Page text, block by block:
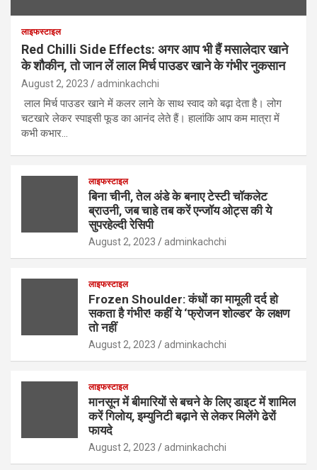
लाइफस्टाइल
Red Chilli Side Effects: अगर आप भी हैं मसालेदार खाने
के शौकीन, तो जान लें लाल मिर्च पाउडर खाने के गंभीर नुकसान
August 2, 2023 adminkachchi
लाल मिर्च पाउडर खाने में कलर लाने के साथ स्वाद को बढ़ा देता है। लोग
चटखारे लेकर स्पाइसी फूड का आनंद लेते हैं। हालांकि आप कम मात्रा में
कभी कभार…
लाइफस्टाइल
बिना चीनी, तेल अंडे के बनाए टेस्टी चॉकलेट
ब्राउनी, जब चाहे तब करें एन्जॉय ओट्स की ये
सुपरहेल्दी रेसिपी
August 2, 2023 adminkachchi
लाइफस्टाइल
Frozen Shoulder: कंधों का मामूली दर्द हो
सकता है गंभीर! कहीं ये ‘फ्रोजन शोल्डर’ के लक्षण
तो नहीं
August 2, 2023 adminkachchi
लाइफस्टाइल
मानसून में बीमारियों से बचने के लिए डाइट में शामिल
करें गिलोय, इम्युनिटी बढ़ाने से लेकर मिलेंगे ढेरों
फायदे
August 2, 2023 adminkachchi